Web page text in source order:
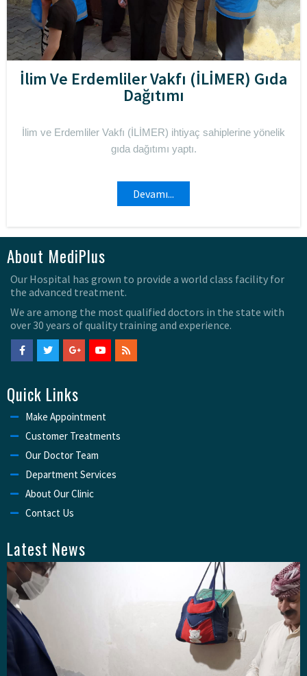
İlim Ve Erdemliler Vakfı (İLİMER) Gıda
Dağıtımı
İlim ve Erdemliler Vakfı (İLİMER) ihtiyaç sahiplerine yönelik
gıda dağıtımı yaptı.
Devamı...
About MediPlus
Our Hospital has grown to provide a world class facility for
the advanced treatment.
We are among the most qualified doctors in the state with
over 30 years of quality training and experience.
Quick Links
Make Appointment
Customer Treatments
Our Doctor Team
Department Services
About Our Clinic
Contact Us
Latest News